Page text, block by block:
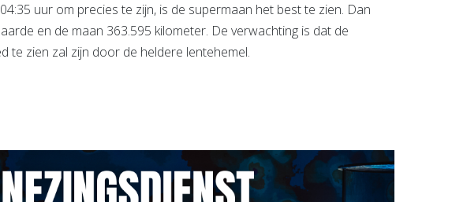
uur om precies te zijn, is de supermaan het best te zien. Dan
en de maan 363.595 kilometer. De verwachting is dat de
te zien zal zijn door de heldere lentehemel.